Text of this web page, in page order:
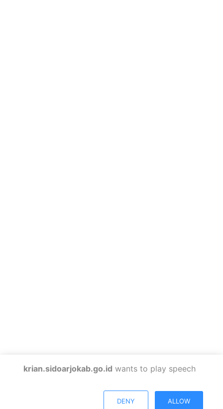
krian.sidoarjokab.go.id wants to play speech
DENY ALLOW